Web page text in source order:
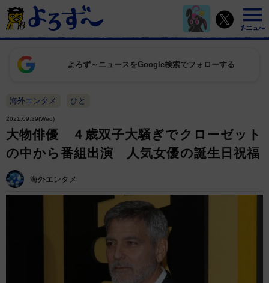
よろず～ニュースをGoogle検索でフォローする
海外エンタメ ひと
2021.09.29(Wed)
大物俳優 ４歳双子大騒ぎでクローゼット
の中から番組出演 人気女優の誕生日祝福
海外エンタメ